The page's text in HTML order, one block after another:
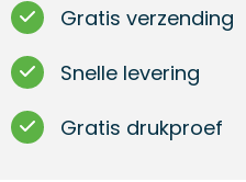
Gratis verzending
Snelle levering
Gratis drukproef